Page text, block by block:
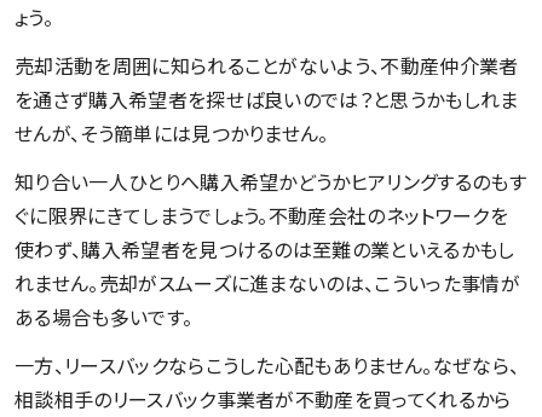
ょう。
売却活動を周囲に知られることがないよう、不動産仲介業者
を通さず購入希望者を探せば良いのでは？と思うかもしれま
せんが、そう簡単には見つかりません。
知り合い一人ひとりへ購入希望かどうかヒアリングするのもす
ぐに限界にきてしまうでしょう。不動産会社のネットワークを
使わず、購入希望者を見つけるのは至難の業といえるかもし
れません。売却がスムーズに進まないのは、こういった事情が
ある場合も多いです。
一方、リースバックならこうした心配もありません。なぜなら、
相談相手のリースバック事業者が不動産を買ってくれるから